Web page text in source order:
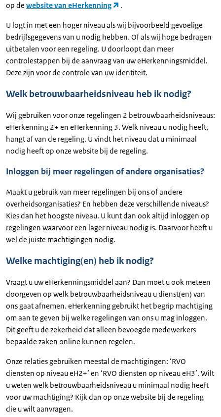
op de website van eHerkenning .
U logt in met een hoger niveau als wij bijvoorbeeld gevoelige
bedrijfsgegevens van u nodig hebben. Of als wij hoge bedragen
uitbetalen voor een regeling. U doorloopt dan meer
controlestappen bij de aanvraag van uw eHerkenningsmiddel.
Deze zijn voor de controle van uw identiteit.
Welk betrouwbaarheidsniveau heb ik nodig?
Wij gebruiken voor onze regelingen 2 betrouwbaarheidsniveaus:
eHerkenning 2+ en eHerkenning 3. Welk niveau u nodig heeft,
hangt af van de regeling. U vindt het niveau dat u minimaal
nodig heeft op onze website bij de regeling.
Inloggen bij meer regelingen of andere organisaties?
Maakt u gebruik van meer regelingen bij ons of andere
overheidsorganisaties? En hebben deze verschillende niveaus?
Kies dan het hoogste niveau. U kunt dan ook altijd inloggen op
regelingen waarvoor een lager niveau nodig is. Daarvoor heeft u
wel de juiste machtigingen nodig.
Welke machtiging(en) heb ik nodig?
Vraagt u uw eHerkenningsmiddel aan? Dan moet u ook meteen
doorgeven op welk betrouwbaarheidsniveau u dienst(en) van
ons gaat afnemen. eHerkenning gebruikt het begrip machtiging
om aan te geven bij welke regelingen van ons u mag inloggen.
Dit geeft u de zekerheid dat alleen bevoegde medewerkers
bepaalde zaken online kunnen regelen.
Onze relaties gebruiken meestal de machtigingen: ‘RVO
diensten op niveau eH2+’ en ‘RVO diensten op niveau eH3’. Wilt
u weten welk betrouwbaarheidsniveau u minimaal nodig heeft
voor uw machtiging? Kijk dan op onze website bij de regeling
die u wilt aanvragen.